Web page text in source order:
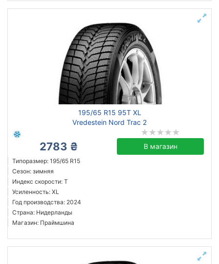
195/65 R15 95T XL
Vredestein Nord Trac 2
2783 ₴ В магазин
Типоразмер: 195/65 R15
Сезон: зимняя
Индекс скорости: T
Усиленность: XL
Год производства: 2024
Страна: Нидерланды
Магазин: Праймшина